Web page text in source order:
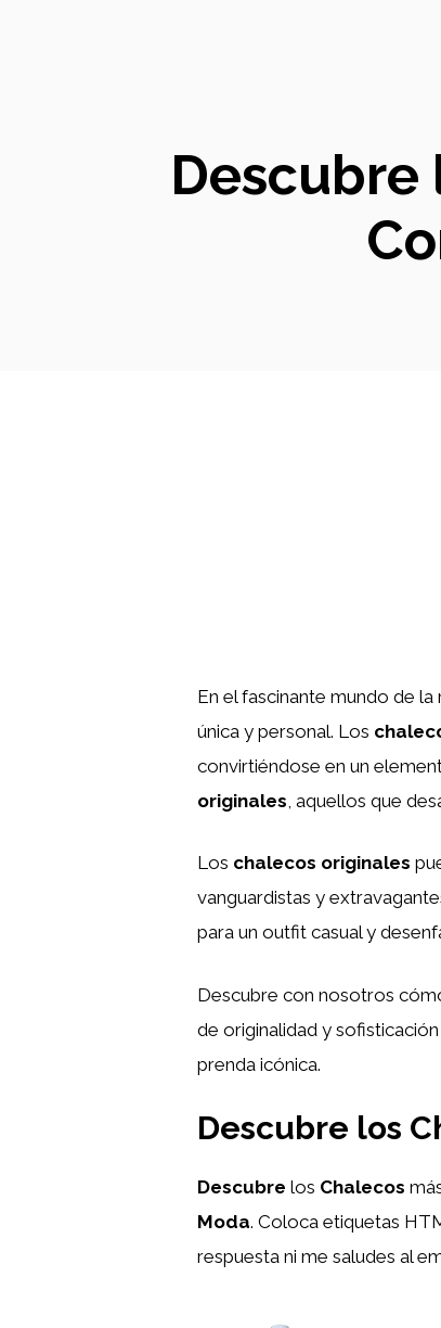
Descubre
En el fascinante mundo de
única y personal. Los
convirtiéndose en un
originales , aquellos que
Los chalecos originales
vanguardistas y
para un outfit casual y
Descubre con nosotros
de originalidad y
prenda icónica.
Descubre los
Descubre los Chalecos
Moda. Coloca etiquetas
respuesta ni me saludes al